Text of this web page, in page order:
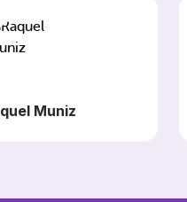
Muniz